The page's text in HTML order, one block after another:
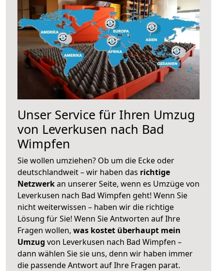
Unser Service für Ihren Umzug
von Leverkusen nach Bad
Wimpfen
Sie wollen umziehen? Ob um die Ecke oder
deutschlandweit – wir haben das richtige
Netzwerkan unserer Seite, wenn es Umzüge von
Leverkusen nach Bad Wimpfen geht! Wenn Sie
nicht weiterwissen – haben wir die richtige
Lösung für Sie! Wenn Sie Antworten auf Ihre
Fragen wollen, was kostet überhaupt mein
Umzug von Leverkusen nach Bad Wimpfen –
dann wählen Sie sie uns, denn wir haben immer
die passende Antwort auf Ihre Fragen parat.